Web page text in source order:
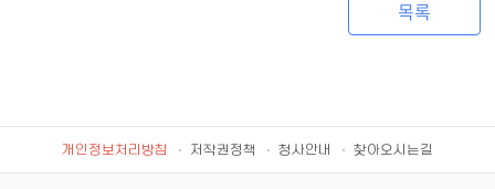
목록
개인정보처리방침 저작권정책 청사안내 찾아오시는길